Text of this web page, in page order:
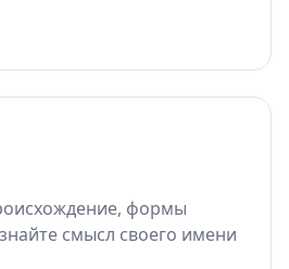
формы
смысл своего имени